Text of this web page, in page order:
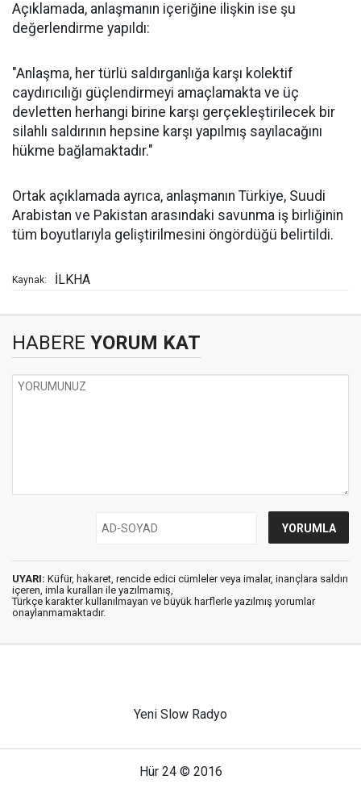
Açıklamada, anlaşmanın içeriğine ilişkin ise şu
değerlendirme yapıldı:
"Anlaşma, her türlü saldırganlığa karşı kolektif
caydırıcılığı güçlendirmeyi amaçlamakta ve üç
devletten herhangi birine karşı gerçekleştirilecek bir
silahlı saldırının hepsine karşı yapılmış sayılacağını
hükme bağlamaktadır."
Ortak açıklamada ayrıca, anlaşmanın Türkiye, Suudi
Arabistan ve Pakistan arasındaki savunma iş birliğinin
tüm boyutlarıyla geliştirilmesini öngördüğü belirtildi.
Kaynak: İLKHA
HABERE YORUM KAT
UYARI: Küfür, hakaret, rencide edici cümleler veya imalar, inançlara saldırı
içeren, imla kuralları ile yazılmamış,
Türkçe karakter kullanılmayan ve büyük harflerle yazılmış yorumlar
onaylanmamaktadır.
Yeni Slow Radyo
Hür 24 © 2016